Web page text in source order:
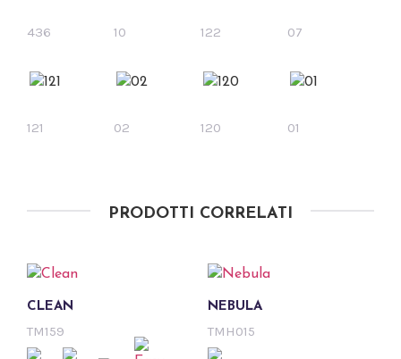
436 10 122 07
121 02 120 01
PRODOTTI CORRELATI
CLEAN
TM159
NEBULA
TMH015